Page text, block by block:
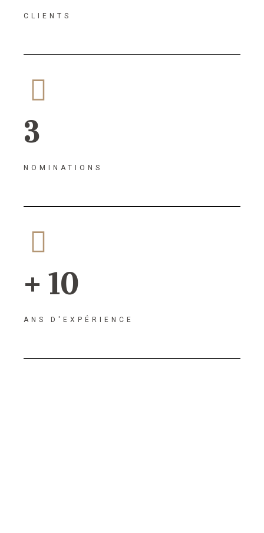
CLIENTS
3
NOMINATIONS
+ 10
ANS D'EXPÉRIENCE